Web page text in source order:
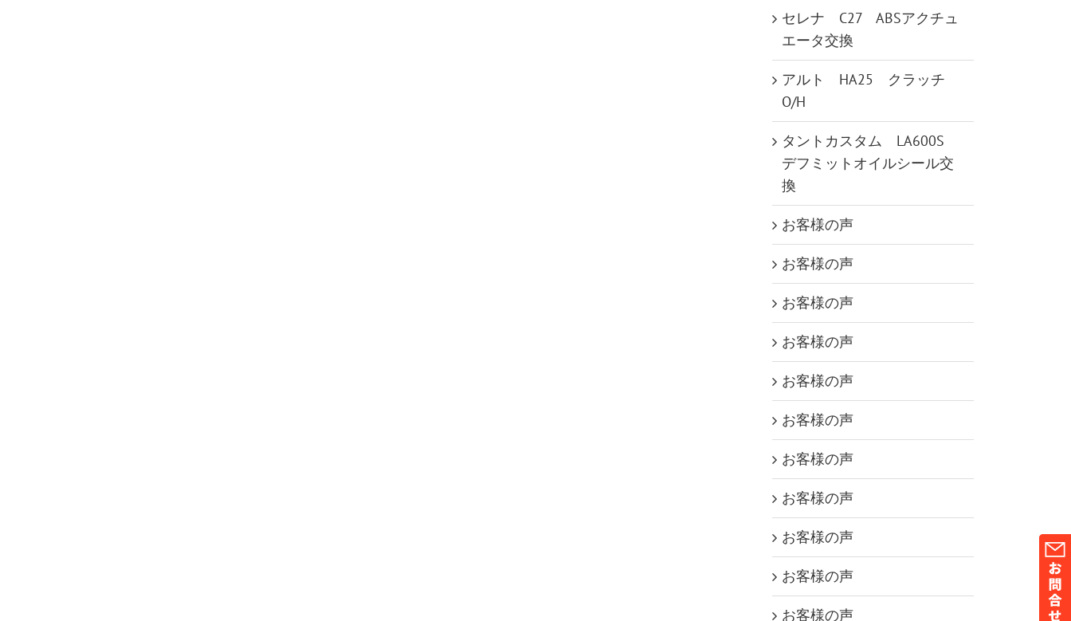
セレナ C27 ABSアクチュ
エータ交換
アルト HA25 クラッチ
O/H
タントカスタム LA600S
デフミットオイルシール交
換
お客様の声
お客様の声
お客様の声
お客様の声
お客様の声
お客様の声
お客様の声
お客様の声
お客様の声
お客様の声
お客様の声